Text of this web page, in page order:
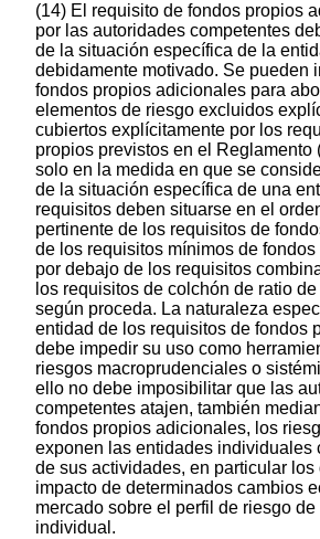
(14) El requisito de fondos propios
por las autoridades competentes
de la situación específica de la
debidamente motivado. Se pueden
fondos propios adicionales para
elementos de riesgo excluidos
cubiertos explícitamente por los
propios previstos en el Reglamento
solo en la medida en que se
de la situación específica de una
requisitos deben situarse en el
pertinente de los requisitos de
de los requisitos mínimos de
por debajo de los requisitos
los requisitos de colchón de ratio
según proceda. La naturaleza
entidad de los requisitos de fondos
debe impedir su uso como
riesgos macroprudenciales o
ello no debe imposibilitar que las
competentes atajen, también
fondos propios adicionales, los
exponen las entidades individuales
de sus actividades, en particular los
impacto de determinados cambios
mercado sobre el perfil de riesgo de
individual.